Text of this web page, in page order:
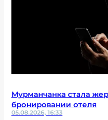
Мурманчанка стала
бронировании отеля
05.08.2026, 16:33